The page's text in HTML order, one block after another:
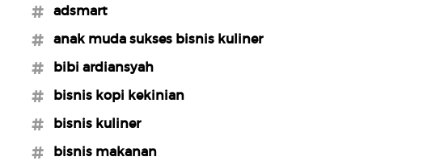
#adsmart
#anak muda sukses bisnis kuliner
#bibi ardiansyah
#bisnis kopi kekinian
#bisnis kuliner
#bisnis makanan